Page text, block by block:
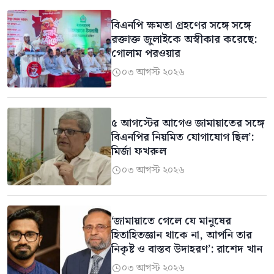
বিএনপি ক্ষমতা গ্রহণের সঙ্গে সঙ্গে
রক্তাক্ত জুলাইকে অস্বীকার করেছে:
গোলাম পরওয়ার
০৩ আগস্ট ২০২৬
৫ আগস্টের আগেও জামায়াতের সঙ্গে
বিএনপির নিয়মিত যোগাযোগ ছিল’:
মির্জা ফখরুল
০৩ আগস্ট ২০২৬
‘জামায়াতে গেলে যে মানুষের
হিতাহিতজ্ঞান থাকে না, আপনি তার
নিকৃষ্ট ও বাস্তব উদাহরণ’: রাশেদ খান
০৩ আগস্ট ২০২৬